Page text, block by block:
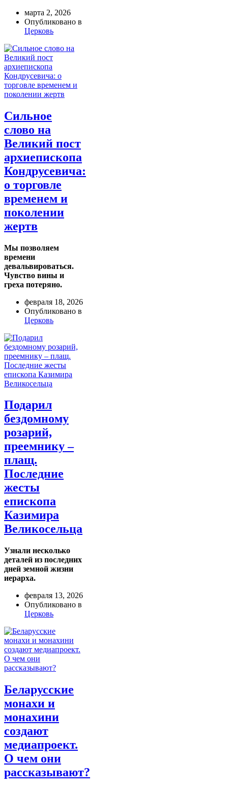
марта 2, 2026
Опубликовано в
Церковь
Сильное
слово на
Великий пост
архиепископа
Кондрусевича:
о торговле
временем и
поколении
жертв
Мы позволяем
времени
девальвироваться.
Чувство вины и
греха потеряно.
февраля 18, 2026
Опубликовано в
Церковь
Подарил
бездомному
розарий,
преемнику –
плащ.
Последние
жесты
епископа
Казимира
Великосельца
Узнали несколько
деталей из последних
дней земной жизни
иерарха.
февраля 13, 2026
Опубликовано в
Церковь
Беларусские
монахи и
монахини
создают
медиапроект.
О чем они
рассказывают?